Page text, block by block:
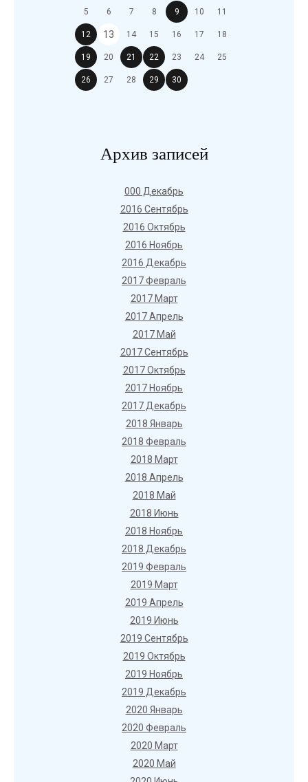
5 6 7 8 9 10 11
12 13 14 15 16 17 18
19 20 21 22 23 24 25
26 27 28 29 30
Архив записей
000 Декабрь
2016 Сентябрь
2016 Октябрь
2016 Ноябрь
2016 Декабрь
2017 Февраль
2017 Март
2017 Апрель
2017 Май
2017 Сентябрь
2017 Октябрь
2017 Ноябрь
2017 Декабрь
2018 Январь
2018 Февраль
2018 Март
2018 Апрель
2018 Май
2018 Июнь
2018 Ноябрь
2018 Декабрь
2019 Февраль
2019 Март
2019 Апрель
2019 Июнь
2019 Сентябрь
2019 Октябрь
2019 Ноябрь
2019 Декабрь
2020 Январь
2020 Февраль
2020 Март
2020 Май